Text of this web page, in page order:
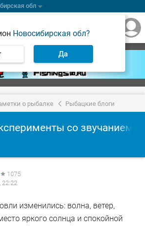
обл
Новосибирская обл?
Да
о рыбалке Рыбацкие блоги
со звучанием
1075
22:22
изменились: волна, ветер,
яркого солнца и спокойной